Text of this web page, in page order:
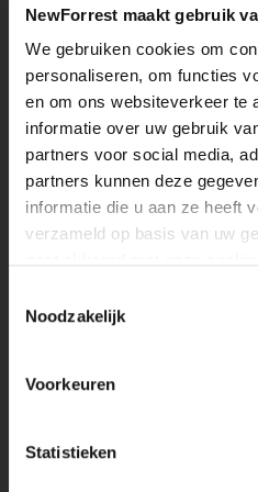
NewForrest maakt gebruik
We gebruiken cookies om
personaliseren, om functies
en om ons websiteverkeer te
informatie over uw gebruik
partners voor social media,
partners kunnen deze
informatie die u aan ze heeft
verzameld op basis van uw
Noodzakelijk
Voorkeuren
Statistieken
QSR Global
General Conditions of
Innovation
Inspiration
Core Competencies
About NewForrest
Inspiration
Apple Tibits
Swiss Raclette Bites